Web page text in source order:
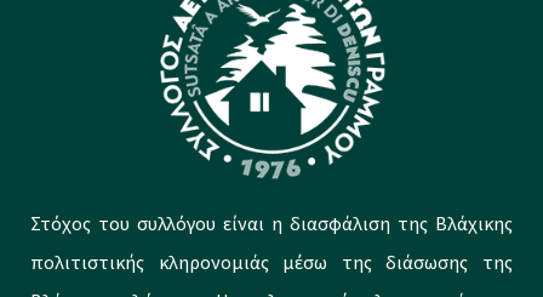
Στόχος του συλλόγου είναι η διασφάλιση της Βλάχικης
πολιτιστικής κληρονομιάς μέσω της διάσωσης της